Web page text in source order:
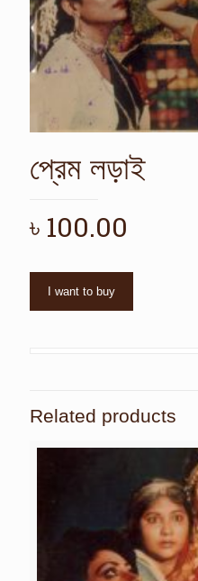
প্রেম লড়াই
৳ 100.00
I want to buy
Related products